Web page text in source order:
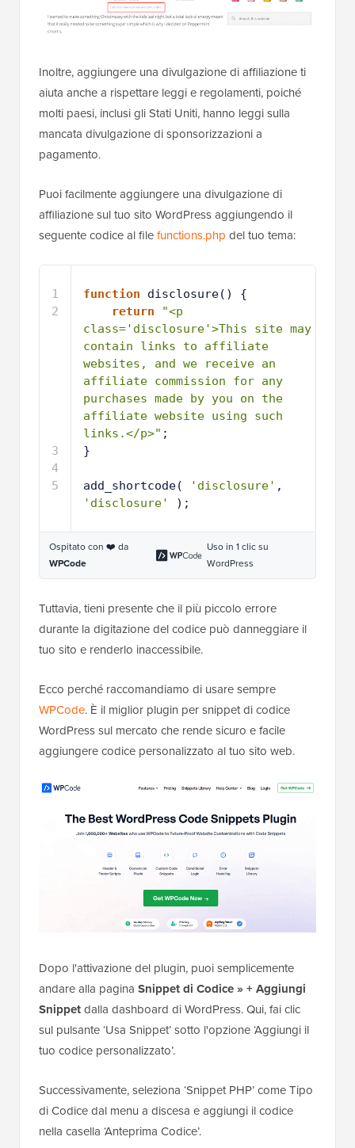
Inoltre, aggiungere una divulgazione di affiliazione ti
aiuta anche a rispettare leggi e regolamenti, poiché
molti paesi, inclusi gli Stati Uniti, hanno leggi sulla
mancata divulgazione di sponsorizzazioni a
pagamento.
Puoi facilmente aggiungere una divulgazione di
affiliazione sul tuo sito WordPress aggiungendo il
seguente codice al filefunctions.php del tuo tema:
1
2
3
4
5
function
disclosure() {
return
"<p
class='disclosure'>This site may
contain links to affiliate
websites, and we receive an
affiliate commission for any
purchases made by you on the
affiliate website using such
links.</p>" ;
}
add_shortcode( 'disclosure'
'disclosure'
);
Ospitato con ❤️ da
WPCode
Uso in 1 clic su
WordPress
Tuttavia, tieni presente che il più piccolo errore
durante la digitazione del codice può danneggiare il
tuo sito e renderlo inaccessibile.
Ecco perché raccomandiamo di usare sempre
WPCode. È il miglior plugin per snippet di codice
WordPress sul mercato che rende sicuro e facile
aggiungere codice personalizzato al tuo sito web.
Dopo l'attivazione del plugin, puoi semplicemente
andare alla pagina Snippet di Codice » + Aggiungi
Snippetdalla dashboard di WordPress. Qui, fai clic
sul pulsante ‘Usa Snippet’ sotto l'opzione ‘Aggiungi il
tuo codice personalizzato’.
Successivamente, seleziona ‘Snippet PHP’ come Tipo
di Codice dal menu a discesa e aggiungi il codice
nella casella ‘Anteprima Codice’.